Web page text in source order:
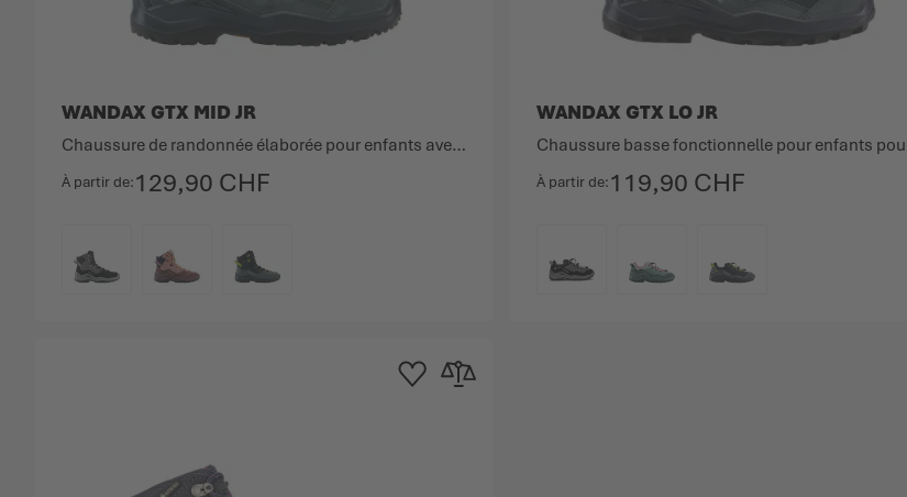
À partir de 129,90 CHF
WANDAX GTX MID JR
COULEUR
Chaussure de randonnée élaborée pour enfants avec semelle Vibram.
À partir de 119,90 CHF
WANDAX GTX LO JR
COULEUR
Ajouter à la liste d'achats
Ajouter au comparateur